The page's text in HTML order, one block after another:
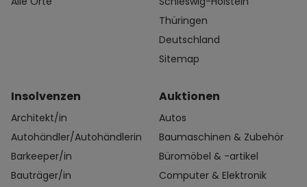
Thüringen
Deutschland
Sitemap
Insolvenzen
Architekt/in
Autohändler/Autohändlerin
Barkeeper/in
Bauträger/in
Auktionen
Autos
Baumaschinen & Zubehör
Büromöbel & -artikel
Computer & Elektronik